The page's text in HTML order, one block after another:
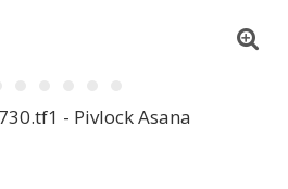
- Pivlock Asana